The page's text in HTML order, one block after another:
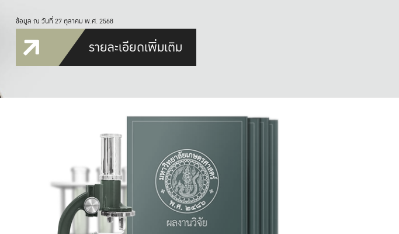
ข้อมูล ณ วันที่ 27 ตุลาคม พ.ศ. 2568
รายละเอียดเพิ่มเติม